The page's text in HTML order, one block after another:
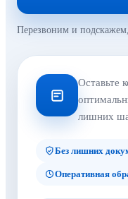
Перезвоним и
Оставьте
лишних
Без лишних
Оперативная